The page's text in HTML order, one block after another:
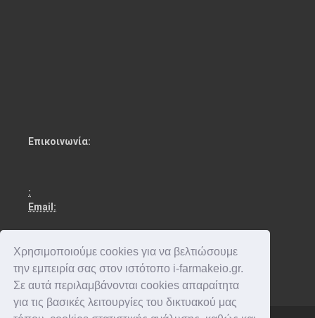
Χρησιμοποιούμε cookies για να βελτιώσουμε
την εμπειρία σας στον ιστότοπο i-farmakeio.gr.
Σε αυτά περιλαμβάνονται cookies απαραίτητα
για τις βασικές λειτουργίες του δικτυακού μας
Επικοινωνία:
:
Email: